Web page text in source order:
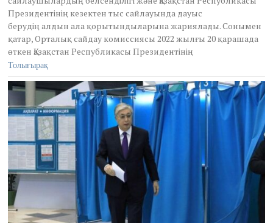
Президентінің кезектен тыс сайлауында дауыс
берудің алдын ала қорытындыларына жариялады. Сонымен
қатар, Орталық сайдау комиссиясы 2022 жылғы 20 қарашада
өткен Қазақстан Республикасы Президентінің
Толығырақ